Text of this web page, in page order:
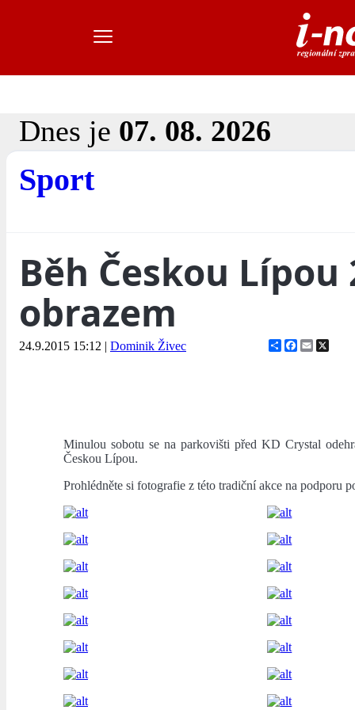
Dnes je 07. 08. 2026
Sport
Běh Českou Lípou
obrazem
24.9.2015 15:12 | Dominik Živec ShareFacebook
Email
Minulou sobotu se na parkovišti před KD Crystal
Českou Lípou.
Prohlédněte si fotografie z této tradiční akce na podporu